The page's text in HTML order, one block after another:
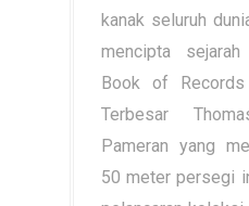
kanak seluruh
mencipta
Book of Records
Terbesar
Pameran yang
50 meter persegi